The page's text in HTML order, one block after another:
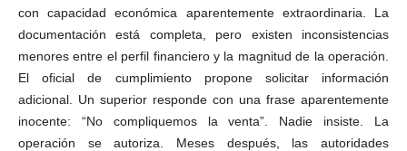
con capacidad económica aparentemente extraordinaria. La
documentación está completa, pero existen inconsistencias
menores entre el perfil financiero y la magnitud de la operación.
El oficial de cumplimiento propone solicitar información
adicional. Un superior responde con una frase aparentemente
inocente: “No compliquemos la venta”. Nadie insiste. La
operación se autoriza. Meses después, las autoridades